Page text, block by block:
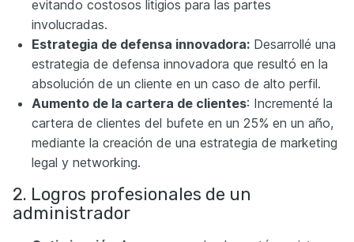
evitando costosos litigios para las partes
involucradas.
Estrategia de defensa innovadora: Desarrollé una
estrategia de defensa innovadora que resultó en la
absolución de un cliente en un caso de alto perfil.
Aumento de la cartera de clientes: Incrementé la
cartera de clientes del bufete en un 25% en un año,
mediante la creación de una estrategia de marketing
legal y networking.
2. Logros profesionales de un
administrador